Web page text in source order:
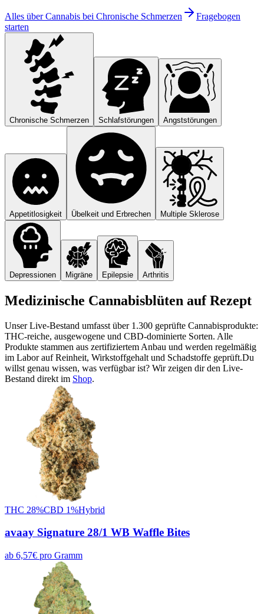
Alles über Cannabis bei Chronische Schmerzen
Fragebogen
starten
Chronische Schmerzen Schlafstörungen Angststörungen
Appetitlosigkeit Übelkeit und Erbrechen Multiple Sklerose
Depressionen Migräne Epilepsie Arthritis
Medizinische Cannabisblüten auf Rezept
Unser Live-Bestand umfasst über 1.300 geprüfte Cannabisprodukte:
THC-reiche, ausgewogene und CBD-dominierte Sorten. Alle
Produkte stammen aus zertifiziertem Anbau und werden regelmäßig
im Labor auf Reinheit, Wirkstoffgehalt und Schadstoffe geprüft.Du
willst genau wissen, was verfügbar ist? Wir zeigen dir den Live-
Bestand direkt im Shop.
THC 28%CBD 1%Hybrid
avaay Signature 28/1 WB Waffle Bites
ab 6,57€ pro Gramm